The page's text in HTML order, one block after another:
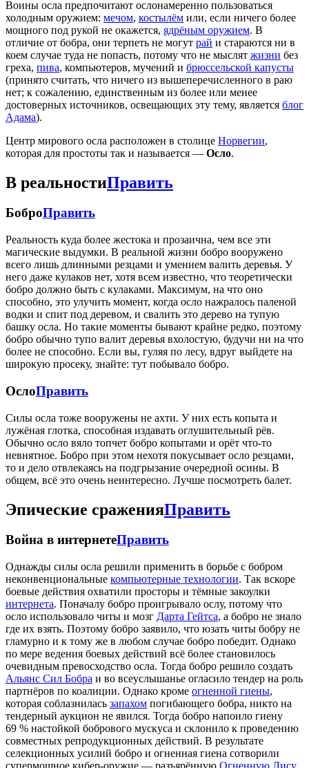
Воины осла предпочитают ослонамеренно пользоваться
холодным оружием: мечом, костылём или, если ничего более
мощного под рукой не окажется, ядрёным оружием. В
отличие от бобра, они терпеть не могут рай и стараются ни в
коем случае туда не попасть, потому что не мыслят жизни без
греха, пива, компьютеров, мучений и брюссельской капусты
(принято считать, что ничего из вышеперечисленного в раю
нет; к сожалению, единственным из более или менее
достоверных источников, освещающих эту тему, является блог
Адама).
Центр мирового осла расположен в столице Норвегии,
которая для простоты так и называется — Осло.
В реальностиПравить
БоброПравить
Реальность куда более жестока и прозаична, чем все эти
магические выдумки. В реальной жизни бобро вооружено
всего лишь длинными резцами и умением валить деревья. У
него даже кулаков нет, хотя всем известно, что теоретически
бобро должно быть с кулаками. Максимум, на что оно
способно, это улучить момент, когда осло нажралось паленой
водки и спит под деревом, и свалить это дерево на тупую
башку осла. Но такие моменты бывают крайне редко, поэтому
бобро обычно тупо валит деревья вхолостую, будучи ни на что
более не способно. Если вы, гуляя по лесу, вдруг выйдете на
широкую просеку, знайте: тут побывало бобро.
ОслоПравить
Силы осла тоже вооружены не ахти. У них есть копыта и
лужёная глотка, способная издавать оглушительный рёв.
Обычно осло вяло топчет бобро копытами и орёт что-то
невнятное. Бобро при этом нехотя покусывает осло резцами,
то и дело отвлекаясь на подгрызание очередной осины. В
общем, всё это очень неинтересно. Лучше посмотреть балет.
Эпические сраженияПравить
Война в интернетеПравить
Однажды силы осла решили применить в борьбе с бобром
неконвенциональные компьютерные технологии. Так вскоре
боевые действия охватили просторы и тёмные закоулки
интернета. Поначалу бобро проигрывало ослу, потому что
осло использовало читы и мозг Дарта Гейтса, а бобро не знало
где их взять. Поэтому бобро заявило, что юзать читы бобру не
гламурно и к тому же в любом случае бобро победит. Однако
по мере ведения боевых действий всё более становилось
очевидным превосходство осла. Тогда бобро решило создать
Альянс Сил Бобра и во всеуслышанье огласило тендер на роль
партнёров по коалиции. Однако кроме огненной гиены,
которая соблазнилась запахом погибающего бобра, никто на
тендерный аукцион не явился. Тогда бобро напоило гиену
69 % настойкой бобрового мускуса и склонило к проведению
совместных репродукционных действий. В результате
селекционных усилий бобро и огненная гиена сотворили